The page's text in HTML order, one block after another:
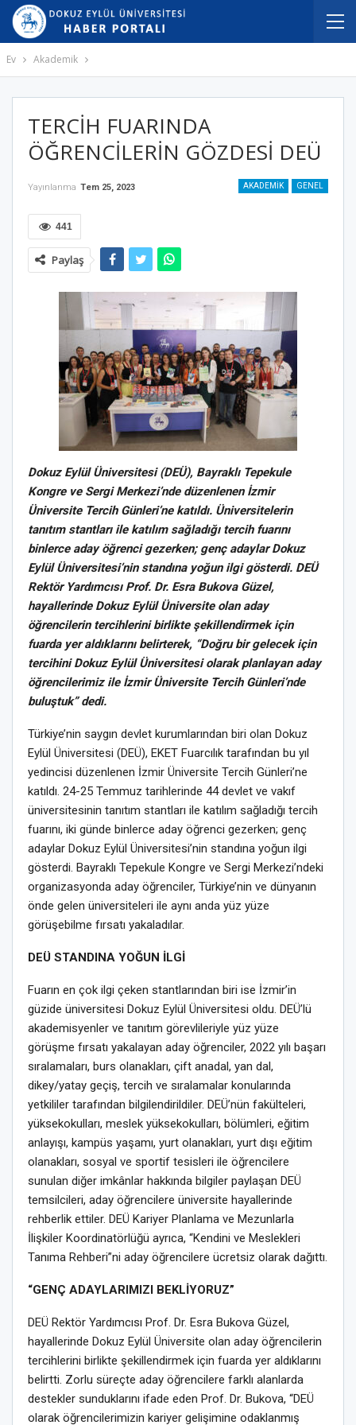
Ev Akademik
TERCİH FUARINDA
ÖĞRENCİLERİN GÖZDESİ DEÜ
AKADEMIK GENEL
Yayınlanma Tem 25, 2023
441
Paylaş
Dokuz Eylül Üniversitesi (DEÜ), Bayraklı Tepekule
Kongre ve Sergi Merkezi’nde düzenlenen İzmir
Üniversite Tercih Günleri’ne katıldı. Üniversitelerin
tanıtım stantları ile katılım sağladığı tercih fuarını
binlerce aday öğrenci gezerken; genç adaylar Dokuz
Eylül Üniversitesi’nin standına yoğun ilgi gösterdi. DEÜ
Rektör Yardımcısı Prof. Dr. Esra Bukova Güzel,
hayallerinde Dokuz Eylül Üniversite olan aday
öğrencilerin tercihlerini birlikte şekillendirmek için
fuarda yer aldıklarını belirterek, “Doğru bir gelecek için
tercihini Dokuz Eylül Üniversitesi olarak planlayan aday
öğrencilerimiz ile İzmir Üniversite Tercih Günleri’nde
buluştuk” dedi.
Türkiye’nin saygın devlet kurumlarından biri olan Dokuz
Eylül Üniversitesi (DEÜ), EKET Fuarcılık tarafından bu yıl
yedincisi düzenlenen İzmir Üniversite Tercih Günleri’ne
katıldı. 24-25 Temmuz tarihlerinde 44 devlet ve vakıf
üniversitesinin tanıtım stantları ile katılım sağladığı tercih
fuarını, iki günde binlerce aday öğrenci gezerken; genç
adaylar Dokuz Eylül Üniversitesi’nin standına yoğun ilgi
gösterdi. Bayraklı Tepekule Kongre ve Sergi Merkezi’ndeki
organizasyonda aday öğrenciler, Türkiye’nin ve dünyanın
önde gelen üniversiteleri ile aynı anda yüz yüze
görüşebilme fırsatı yakaladılar.
DEÜ STANDINA YOĞUN İLGİ
Fuarın en çok ilgi çeken stantlarından biri ise İzmir’in
güzide üniversitesi Dokuz Eylül Üniversitesi oldu. DEÜ’lü
akademisyenler ve tanıtım görevlileriyle yüz yüze
görüşme fırsatı yakalayan aday öğrenciler, 2022 yılı başarı
sıralamaları, burs olanakları, çift anadal, yan dal,
dikey/yatay geçiş, tercih ve sıralamalar konularında
yetkililer tarafından bilgilendirildiler. DEÜ’nün fakülteleri,
yüksekokulları, meslek yüksekokulları, bölümleri, eğitim
anlayışı, kampüs yaşamı, yurt olanakları, yurt dışı eğitim
olanakları, sosyal ve sportif tesisleri ile öğrencilere
sunulan diğer imkânlar hakkında bilgiler paylaşan DEÜ
temsilcileri, aday öğrencilere üniversite hayallerinde
rehberlik ettiler. DEÜ Kariyer Planlama ve Mezunlarla
İlişkiler Koordinatörlüğü ayrıca, “Kendini ve Meslekleri
Tanıma Rehberi”ni aday öğrencilere ücretsiz olarak dağıttı.
“GENÇ ADAYLARIMIZI BEKLİYORUZ”
DEÜ Rektör Yardımcısı Prof. Dr. Esra Bukova Güzel,
hayallerinde Dokuz Eylül Üniversite olan aday öğrencilerin
tercihlerini birlikte şekillendirmek için fuarda yer aldıklarını
belirtti. Zorlu süreçte aday öğrencilere farklı alanlarda
destekler sunduklarını ifade eden Prof. Dr. Bukova, “DEÜ
olarak öğrencilerimizin kariyer gelişimine odaklanmış